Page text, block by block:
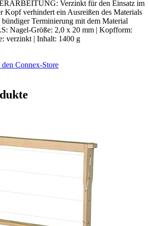
Verzinkt für den Einsatz im
Kopf verhindert ein Ausreißen des Materials
Terminierung mit dem Material
Nagel-Größe: 2,0 x 20 mm | Kopfform:
verzinkt | Inhalt: 1400 g
den Connex-Store